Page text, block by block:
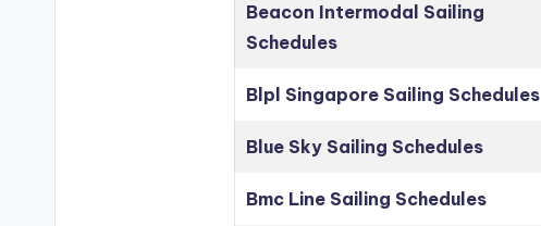
Beacon Intermodal Sailing
Schedules
Blpl Singapore Sailing Schedules
Blue Sky Sailing Schedules
Bmc Line Sailing Schedules